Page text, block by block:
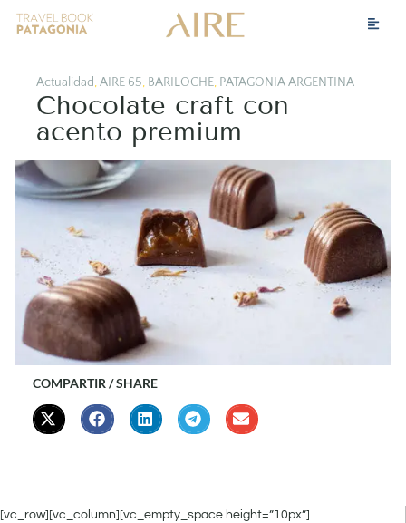
Actualidad,AIRE 65, BARILOCHE, PATAGONIA ARGENTINA
Chocolate craft con
acento premium
COMPARTIR / SHARE
[vc_row][vc_column][vc_empty_space height=”10px”]